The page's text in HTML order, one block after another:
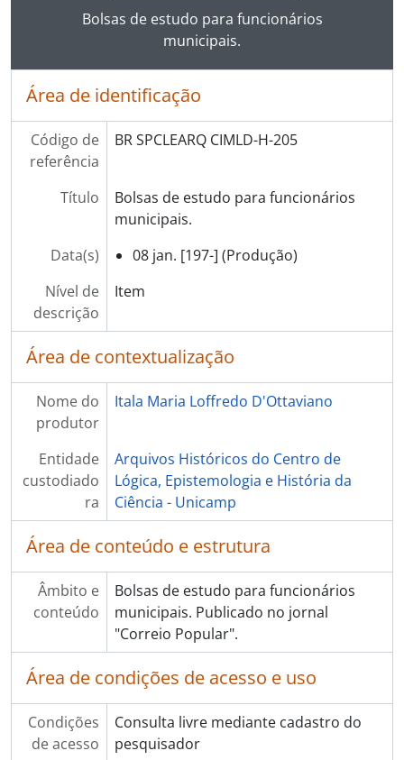
Ao clicar no link deste título da descrição a
Bolsas de estudo para funcionários
municipais.
Área de identificação
Código de
referência
BR SPCLEARQ CIMLD-H-205
Título
Bolsas de estudo para funcionários
municipais.
Data(s)
08 jan. [197-] (Produção)
Nível de
descrição
Item
Área de contextualização
Nome do
produtor
Itala Maria Loffredo D'Ottaviano
Entidade
custodiado
ra
Arquivos Históricos do Centro de
Lógica, Epistemologia e História da
Ciência - Unicamp
Área de conteúdo e estrutura
Âmbito e
conteúdo
Bolsas de estudo para funcionários
municipais. Publicado no jornal
"Correio Popular".
Área de condições de acesso e uso
Condições
de acesso
Consulta livre mediante cadastro do
pesquisador